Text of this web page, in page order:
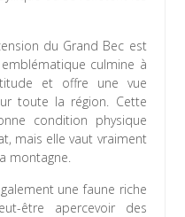
du Grand Bec est
culmine à
et offre une vue
toute la région. Cette
condition physique
mais elle vaut vraiment
montagne.
une faune riche
être apercevoir des